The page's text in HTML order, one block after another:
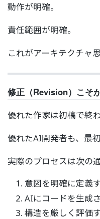
動作が明確。
責任範囲が明確。
これがアーキテクチャ思
修正（Revision）こそ
優れた作家は初稿で終
優れたAI開発者も、最
実際のプロセスは次の
意図を明確に定義
AIにコードを生成
構造を厳しく評価